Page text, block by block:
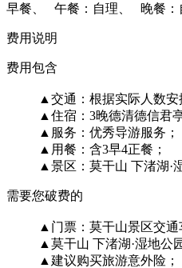
早餐、 午餐：自理、 晚餐：
费用说明
费用包含
▲交通：根据实际人数安
▲住宿：3晚德清德信君
▲服务：优秀导游服务；
▲用餐：含3早4正餐；
▲景区：莫干山 下渚湖·
需要您破费的
▲门票：莫干山景区交通
▲莫干山 下渚湖·湿地公
▲建议购买旅游意外险；